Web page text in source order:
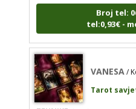
Broj tel:
tel:0,93€ -
VANESA
Tarot
tel:0,93€ -
Tarot
TEHNIKE:tarot